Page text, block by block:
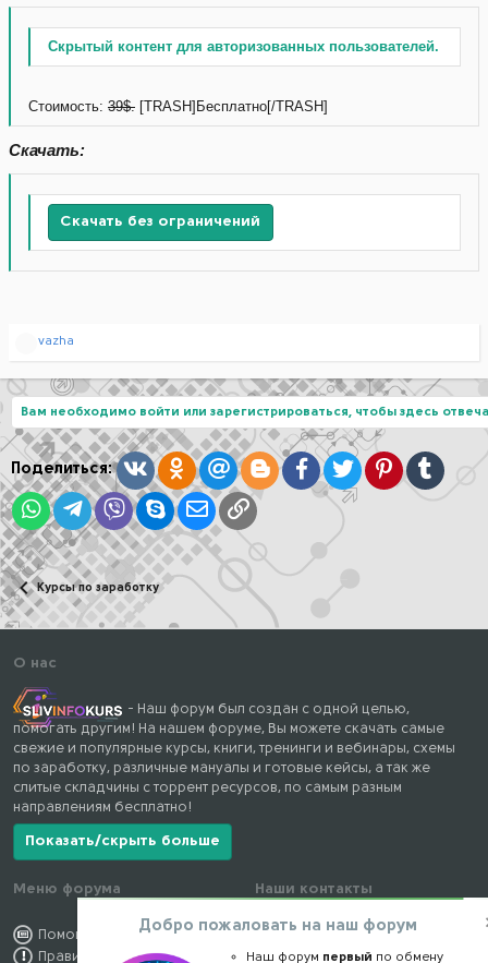
Скрытый контент для авторизованных пользователей.
Стоимость: 39$. [TRASH]Бесплатно[/TRASH]
Скачать:
Скачать без ограничений
Р
ц
и
и
:
vazha
Вам необходимо войти или зарегистрироваться, чтобы здесь
Поделиться: ВконтактеОдноклассники
Mail.ruBloggerFacebook
TwitterPinterestTumblr
WhatsAppTelegram
ViberSkypeЭлектронная почта
Ссылка
Курсы по заработку
О нас
- Наш форум был создан с одной целью,
помогать другим! На нашем форуме, Вы можете скачать самые
свежие и популярные курсы, книги, тренинги и вебинары, схемы
по заработку, различные мануалы и готовые кейсы, а так же
слитые складчины с торрент ресурсов, по самым разным
направлениям бесплатно!
Показать/скрыть больше
Меню форума
Помощь по форуму
Правила форума
Наши контакты
kursstore@mail.ru
Обратная связь
Добро пожаловать на наш форум
Наш форум первый по обмену